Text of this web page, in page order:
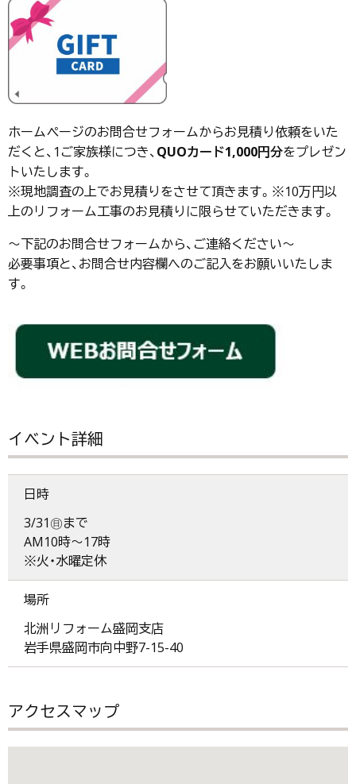
ホームページのお問合せフォームからお見積り依頼をいた
だくと、1ご家族様につき、QUOカード1,000円分をプレゼン
トいたします。
※現地調査の上でお見積りをさせて頂きます。※10万円以
上のリフォーム工事のお見積りに限らせていただきます。
～下記のお問合せフォームから、ご連絡ください～
必要事項と、お問合せ内容欄へのご記入をお願いいたしま
す。
イベント詳細
日時
3/31㊐まで
AM10時～17時
※火・水曜定休
場所
北洲リフォーム盛岡支店
岩手県盛岡市向中野7-15-40
アクセスマップ